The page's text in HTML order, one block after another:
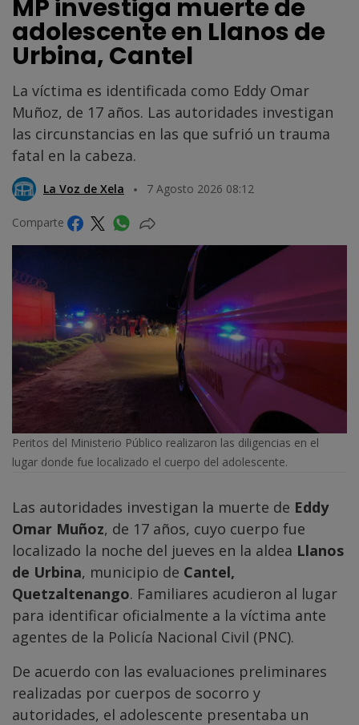
MP investiga muerte de
adolescente en Llanos de
Urbina, Cantel
La víctima es identificada como Eddy Omar
Muñoz, de 17 años. Las autoridades investigan
las circunstancias en las que sufrió un trauma
fatal en la cabeza.
La Voz de Xela 7 Agosto 2026 08:12
Comparte
Peritos del Ministerio Público realizaron las diligencias en el
lugar donde fue localizado el cuerpo del adolescente.
Las autoridades investigan la muerte de Eddy
Omar Muñoz, de 17 años, cuyo cuerpo fue
localizado la noche del jueves en la aldea Llanos
de Urbina, municipio de Cantel,
Quetzaltenango. Familiares acudieron al lugar
para identificar oficialmente a la víctima ante
agentes de la Policía Nacional Civil (PNC).
De acuerdo con las evaluaciones preliminares
realizadas por cuerpos de socorro y
autoridades, el adolescente presentaba un